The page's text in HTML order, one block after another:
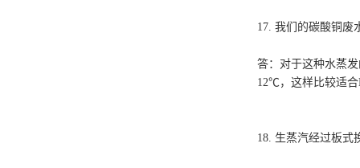
17. 我们的碳酸铜废
答：对于这种水蒸
12℃，这样比较适
18. 生蒸汽经过板式